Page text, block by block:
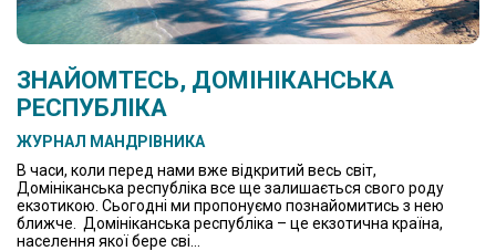
ЗНАЙОМТЕСЬ, ДОМІНІКАНСЬКА
РЕСПУБЛІКА
ЖУРНАЛ МАНДРІВНИКА
В часи, коли перед нами вже відкритий весь світ,
Домініканська республіка все ще залишається свого роду
екзотикою. Сьогодні ми пропонуємо познайомитись з нею
ближче. Домініканська республіка – це екзотична країна,
населення якої бере сві...